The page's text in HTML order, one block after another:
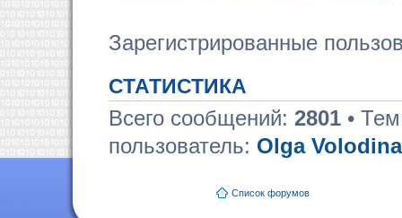
Зарегистрированные
СТАТИСТИКА
Всего сообщений: 2801 •
пользователь: Olga Volodina
Список форумов